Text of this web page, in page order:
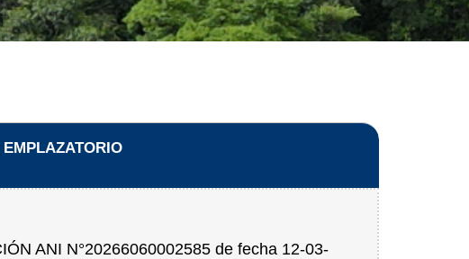
ANI N°20266060002585 de fecha 12-03-